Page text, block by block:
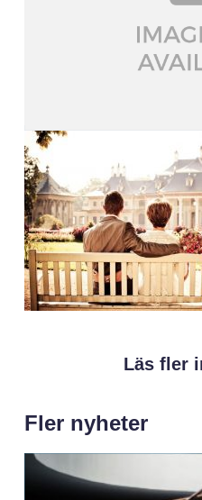
Läs fler
Fler nyheter